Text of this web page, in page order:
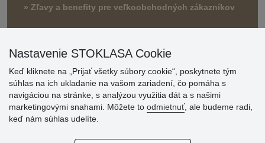
» Zľavy a benefity pre veľkoobchodných zákazníkov
Hodnotenia
Nastavenie STOKLASA Cookie
Keď kliknete na „Prijať všetky súbory cookie“, poskytnete tým
súhlas na ich ukladanie na vašom zariadení, čo pomáha s
navigáciou na stránke, s analýzou využitia dát a s našimi
marketingovými snahami. Môžete to odmietnuť, ale budeme radi,
keď nám súhlas udelíte.